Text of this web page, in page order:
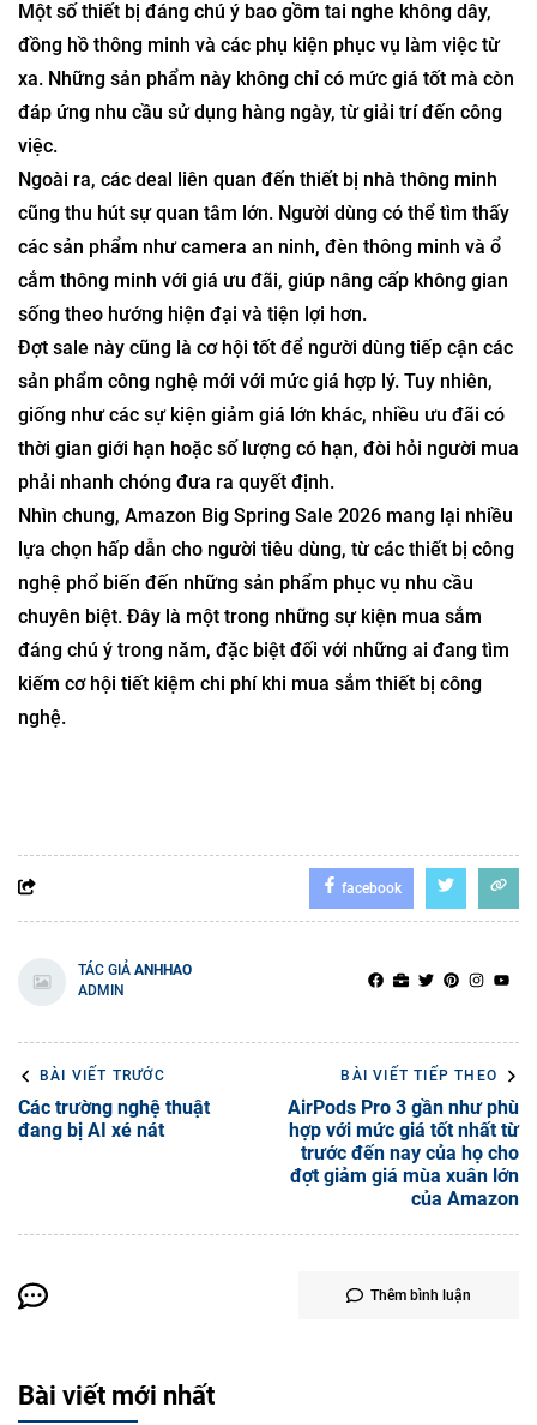
Một số thiết bị đáng chú ý bao gồm tai nghe không dây,
đồng hồ thông minh và các phụ kiện phục vụ làm việc từ
xa. Những sản phẩm này không chỉ có mức giá tốt mà còn
đáp ứng nhu cầu sử dụng hàng ngày, từ giải trí đến công
việc.
Ngoài ra, các deal liên quan đến thiết bị nhà thông minh
cũng thu hút sự quan tâm lớn. Người dùng có thể tìm thấy
các sản phẩm như camera an ninh, đèn thông minh và ổ
cắm thông minh với giá ưu đãi, giúp nâng cấp không gian
sống theo hướng hiện đại và tiện lợi hơn.
Đợt sale này cũng là cơ hội tốt để người dùng tiếp cận các
sản phẩm công nghệ mới với mức giá hợp lý. Tuy nhiên,
giống như các sự kiện giảm giá lớn khác, nhiều ưu đãi có
thời gian giới hạn hoặc số lượng có hạn, đòi hỏi người mua
phải nhanh chóng đưa ra quyết định.
Nhìn chung, Amazon Big Spring Sale 2026 mang lại nhiều
lựa chọn hấp dẫn cho người tiêu dùng, từ các thiết bị công
nghệ phổ biến đến những sản phẩm phục vụ nhu cầu
chuyên biệt. Đây là một trong những sự kiện mua sắm
đáng chú ý trong năm, đặc biệt đối với những ai đang tìm
kiếm cơ hội tiết kiệm chi phí khi mua sắm thiết bị công
nghệ.
facebook
TÁC GIẢ ANHHAO
ADMIN
BÀI VIẾT TRƯỚC
Các trường nghệ thuật
đang bị AI xé nát
BÀI VIẾT TIẾP THEO
AirPods Pro 3 gần như phù
hợp với mức giá tốt nhất từ
trước đến nay của họ cho
đợt giảm giá mùa xuân lớn
của Amazon
Thêm bình luận
Bài viết mới nhất